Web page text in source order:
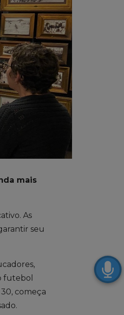
mais
As
seu
futebol
começa